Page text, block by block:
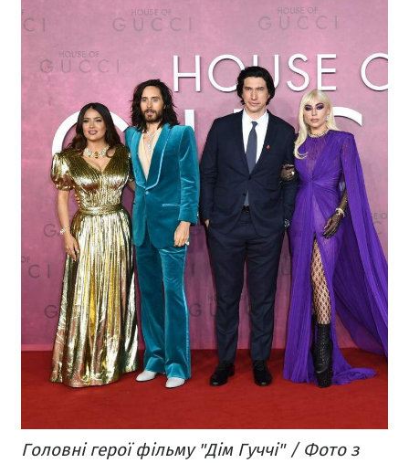
Головні герої фільму "Дім Гуччі" / Фото з